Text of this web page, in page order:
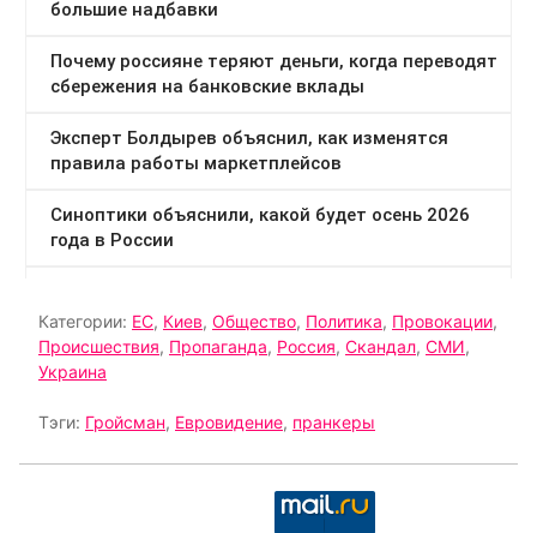
Категории: ЕС, Киев, Общество, Политика, Провокации,
Происшествия, Пропаганда, Россия, Скандал, СМИ,
Украина
Тэги: Гройсман, Евровидение, пранкеры